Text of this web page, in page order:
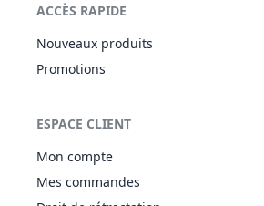
ACCÈS RAPIDE
Nouveaux produits
Promotions
ESPACE CLIENT
Mon compte
Mes commandes